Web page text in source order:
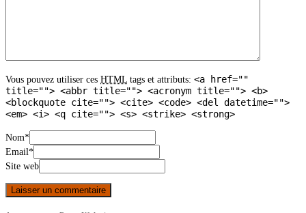
Vous pouvez utiliser ces HTML tags et attributs: <a href=""
title=""> <abbr title=""> <acronym title=""> <b>
<blockquote cite=""> <cite> <code> <del datetime="">
<em> <i> <q cite=""> <s> <strike> <strong>
Nom*
Email*
Site web